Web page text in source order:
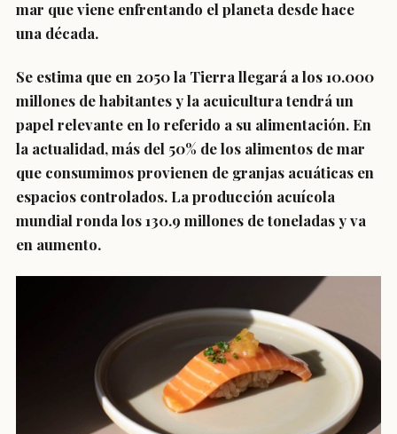
mar que viene enfrentando el planeta desde hace
una década.
Se estima que en 2050 la Tierra llegará a los 10.000
millones de habitantesy la acuicultura tendrá un
papel relevante en lo referido a su alimentación. En
la actualidad,más del 50% de los alimentos de mar
que consumimos provienen de granjas acuáticas en
espacios controlados. La producción acuícola
mundial ronda los 130.9 millones de toneladas y va
en aumento.